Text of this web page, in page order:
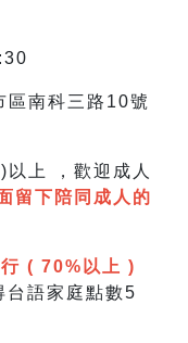
南科三路10號
上 ， 歡迎成人
留下陪同成人的
( 70%以上 )
台語家庭點數5